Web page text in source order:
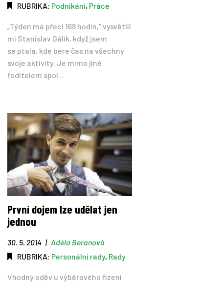
RUBRIKA: Podnikání, Práce
„Týden má přeci 168 hodin,“ vysvětlil
mi Stanislav Gálik, když jsem
se ptala, kde bere čas na všechny
svoje aktivity. Je mimo jiné
ředitelem spol...
První dojem lze udělat jen
jednou
30. 5. 2014 | Adéla Beranová
RUBRIKA: Personální rady, Rady
Vhodný oděv u výběrového řízení